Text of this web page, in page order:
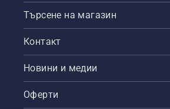
Търсене на магазин
Контакт
Новини и медии
Оферти